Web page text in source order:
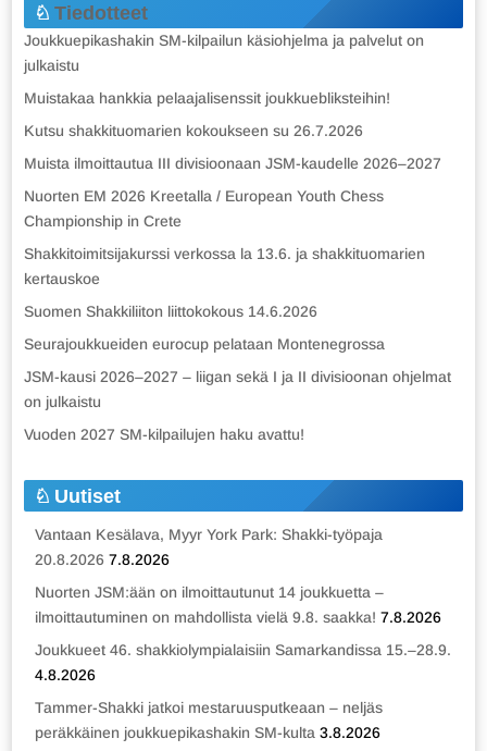
Tiedotteet
Joukkuepikashakin SM-kilpailun käsiohjelma ja palvelut on
julkaistu
Muistakaa hankkia pelaajalisenssit joukkuebliksteihin!
Kutsu shakkituomarien kokoukseen su 26.7.2026
Muista ilmoittautua III divisioonaan JSM-kaudelle 2026–2027
Nuorten EM 2026 Kreetalla / European Youth Chess
Championship in Crete
Shakkitoimitsijakurssi verkossa la 13.6. ja shakkituomarien
kertauskoe
Suomen Shakkiliiton liittokokous 14.6.2026
Seurajoukkueiden eurocup pelataan Montenegrossa
JSM-kausi 2026–2027 – liigan sekä I ja II divisioonan ohjelmat
on julkaistu
Vuoden 2027 SM-kilpailujen haku avattu!
Uutiset
Vantaan Kesälava, Myyr York Park: Shakki-työpaja
20.8.2026 7.8.2026
Nuorten JSM:ään on ilmoittautunut 14 joukkuetta –
ilmoittautuminen on mahdollista vielä 9.8. saakka! 7.8.2026
Joukkueet 46. shakkiolympialaisiin Samarkandissa 15.–28.9.
4.8.2026
Tammer-Shakki jatkoi mestaruusputkeaan – neljäs
peräkkäinen joukkuepikashakin SM-kulta 3.8.2026